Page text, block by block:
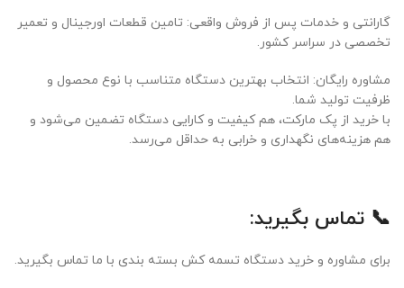
گارانتی و خدمات پس از فروش واقعی: تامین قطعات اورجینال و تعمیر
تخصصی در سراسر کشور.
مشاوره رایگان: انتخاب بهترین دستگاه متناسب با نوع محصول و
ظرفیت تولید شما.
با خرید از پک مارکت، هم کیفیت و کارایی دستگاه تضمین می‌شود و
هم هزینه‌های نگهداری و خرابی به حداقل می‌رسد.
📞 تماس بگیرید:
برای مشاوره و خرید دستگاه تسمه کش بسته بندی با ما تماس بگیرید.